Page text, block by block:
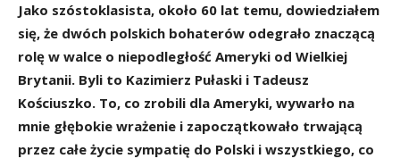
Jako szóstoklasista, około 60 lat temu, dowiedziałem
się, że dwóch polskich bohaterów odegrało znaczącą
rolę w walce o niepodległość Ameryki od Wielkiej
Brytanii. Byli to Kazimierz Pułaski i Tadeusz
Kościuszko. To, co zrobili dla Ameryki, wywarło na
mnie głębokie wrażenie i zapoczątkowało trwającą
przez całe życie sympatię do Polski i wszystkiego, co